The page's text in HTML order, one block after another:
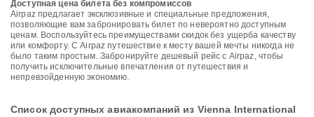
Доступная цена билета без компромиссов
Airpaz предлагает эксклюзивные и специальные предложения,
позволяющие вам забронировать билет по невероятно доступным
ценам. Воспользуйтесь преимуществами скидок без ущерба качеству
или комфорту. С Airpaz путешествие к месту вашей мечты никогда не
было таким простым. Забронируйте дешевый рейс с Airpaz, чтобы
получить исключительные впечатления от путешествия и
непревзойденную экономию.
Список доступных авиакомпаний из Vienna International